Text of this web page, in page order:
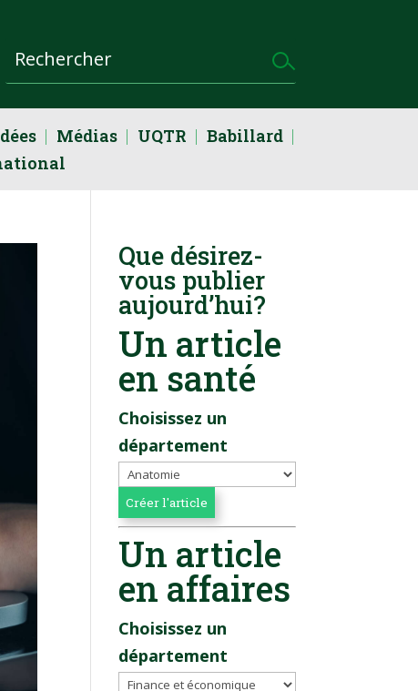
Médias UQTR
Babillard
Que désirez-
vous publier
aujourd’hui?
Un article
en santé
Choisissez un
département
Un article
en affaires
Choisissez un
département